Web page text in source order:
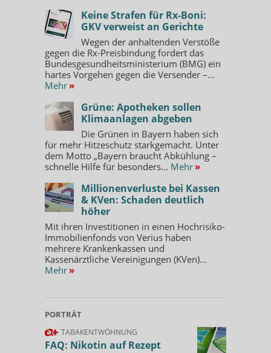
Keine Strafen für Rx-Boni:
GKV verweist an Gerichte
Wegen der anhaltenden Verstöße
gegen die Rx-Preisbindung fordert das
Bundesgesundheitsministerium (BMG) ein
hartes Vorgehen gegen die Versender –...
Mehr »
Grüne: Apotheken sollen
Klimaanlagen abgeben
Die Grünen in Bayern haben sich
für mehr Hitzeschutz starkgemacht. Unter
dem Motto „Bayern braucht Abkühlung –
schnelle Hilfe für besonders... Mehr »
Millionenverluste bei Kassen
& KVen: Schaden deutlich
höher
Mit ihren Investitionen in einen Hochrisiko-
Immobilienfonds von Verius haben
mehrere Krankenkassen und
Kassenärztliche Vereinigungen (KVen)...
Mehr »
PORTRÄT
TABAKENTWÖHNUNG
FAQ: Nikotin auf Rezept